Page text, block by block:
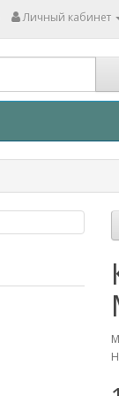
Личный кабинет